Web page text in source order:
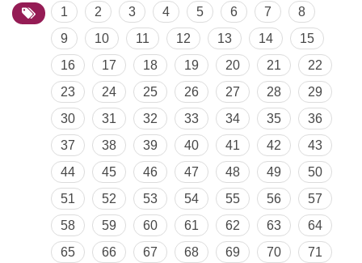
1 2 3 4 5 6 7
8
9
10 11 12 13 14
15
16
17 18 19 20 21
22
23
24 25 26 27 28
29
30
31 32 33 34 35
36
37
38 39 40 41 42
43
44
45 46 47 48 49
50
51
52 53 54 55 56
57
58
59 60 61 62 63
64
65
66 67 68 69 70
71